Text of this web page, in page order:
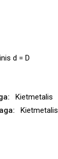
d = D
Kietmetalis
Kietmetalis